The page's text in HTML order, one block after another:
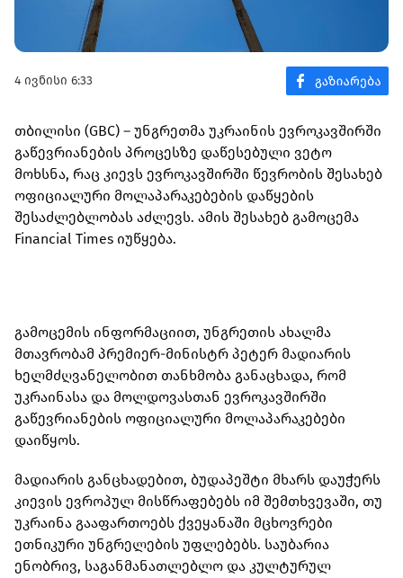
4 ივნისი 6:33
თბილისი (GBC) – უნგრეთმა უკრაინის ევროკავშირში
გაწევრიანების პროცესზე დაწესებული ვეტო
მოხსნა, რაც კიევს ევროკავშირში წევრობის შესახებ
ოფიციალური მოლაპარაკებების დაწყების
შესაძლებლობას აძლევს. ამის შესახებ გამოცემა
Financial Times იუწყება.
გამოცემის ინფორმაციით, უნგრეთის ახალმა
მთავრობამ პრემიერ-მინისტრ პეტერ მადიარის
ხელმძღვანელობით თანხმობა განაცხადა, რომ
უკრაინასა და მოლდოვასთან ევროკავშირში
გაწევრიანების ოფიციალური მოლაპარაკებები
დაიწყოს.
მადიარის განცხადებით, ბუდაპეშტი მხარს დაუჭერს
კიევის ევროპულ მისწრაფებებს იმ შემთხვევაში, თუ
უკრაინა გააფართოებს ქვეყანაში მცხოვრები
ეთნიკური უნგრელების უფლებებს. საუბარია
ენობრივ, საგანმანათლებლო და კულტურულ